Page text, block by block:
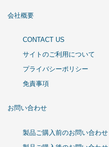
会社概要
CONTACT US
サイトのご利用について
プライバシーポリシー
免責事項
お問い合わせ
製品ご購入前のお問い合わせ